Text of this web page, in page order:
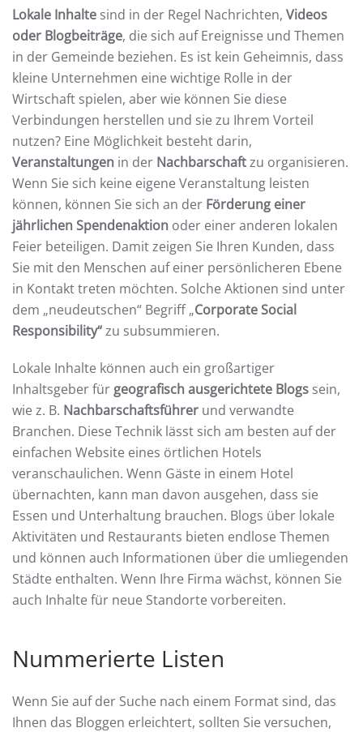
Lokale Inhalte sind in der Regel Nachrichten, Videos
oder Blogbeiträge, die sich auf Ereignisse und Themen
in der Gemeinde beziehen. Es ist kein Geheimnis, dass
kleine Unternehmen eine wichtige Rolle in der
Wirtschaft spielen, aber wie können Sie diese
Verbindungen herstellen und sie zu Ihrem Vorteil
nutzen? Eine Möglichkeit besteht darin,
Veranstaltungen in der Nachbarschaftzu organisieren.
Wenn Sie sich keine eigene Veranstaltung leisten
können, können Sie sich an der Förderung einer
jährlichen Spendenaktion oder einer anderen lokalen
Feier beteiligen. Damit zeigen Sie Ihren Kunden, dass
Sie mit den Menschen auf einer persönlicheren Ebene
in Kontakt treten möchten. Solche Aktionen sind unter
dem „neudeutschen“ Begriff „Corporate Social
Responsibility“zu subsummieren.
Lokale Inhalte können auch ein großartiger
Inhaltsgeber für geografisch ausgerichtete Blogs sein,
wie z. B. Nachbarschaftsführer und verwandte
Branchen. Diese Technik lässt sich am besten auf der
einfachen Website eines örtlichen Hotels
veranschaulichen. Wenn Gäste in einem Hotel
übernachten, kann man davon ausgehen, dass sie
Essen und Unterhaltung brauchen. Blogs über lokale
Aktivitäten und Restaurants bieten endlose Themen
und können auch Informationen über die umliegenden
Städte enthalten. Wenn Ihre Firma wächst, können Sie
auch Inhalte für neue Standorte vorbereiten.
Nummerierte Listen
Wenn Sie auf der Suche nach einem Format sind, das
Ihnen das Bloggen erleichtert, sollten Sie versuchen,